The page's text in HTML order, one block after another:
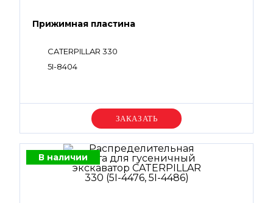
Прижимная пластина
CATERPILLAR 330
5I-8404
Уточняйте цену
В наличии